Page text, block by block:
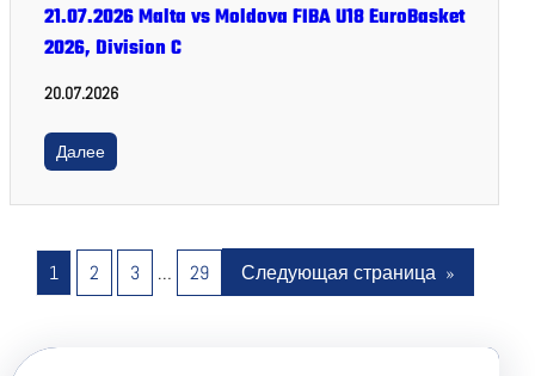
21.07.2026 Malta vs Moldova FIBA U18 EuroBasket
2026, Division C
20.07.2026
Далее
1 2 3 … 29 Следующая страница »